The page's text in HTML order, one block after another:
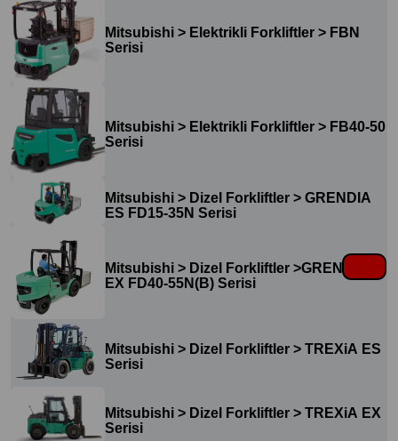
Mitsubishi > Elektrikli Forkliftler > FBN
Serisi
Mitsubishi > Elektrikli Forkliftler > FB40-50
Serisi
Mitsubishi > Dizel Forkliftler > GRENDIA
ES FD15-35N Serisi
Mitsubishi > Dizel Forkliftler >GRENDIA
EX FD40-55N(B) Serisi
Mitsubishi > Dizel Forkliftler > TREXiA ES
Serisi
Mitsubishi > Dizel Forkliftler > TREXiA EX
Serisi